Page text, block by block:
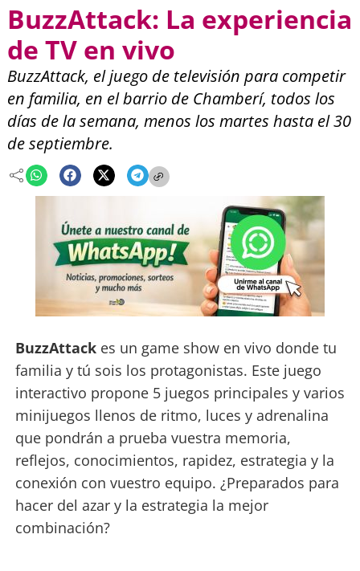
BuzzAttack: La experiencia
de TV en vivo
BuzzAttack, el juego de televisión para competir
en familia, en el barrio de Chamberí, todos los
días de la semana, menos los martes hasta el 30
de septiembre.
BuzzAttackes un game show en vivo donde tu
familia y tú sois los protagonistas. Este juego
interactivo propone 5 juegos principales y varios
minijuegos llenos de ritmo, luces y adrenalina
que pondrán a prueba vuestra memoria,
reflejos, conocimientos, rapidez, estrategia y la
conexión con vuestro equipo. ¿Preparados para
hacer del azar y la estrategia la mejor
combinación?